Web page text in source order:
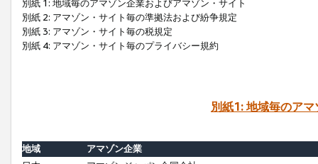
別紙 1: 地域毎のアマゾン企業およびアマゾン・サイト
別紙 2: アマゾン・サイト毎の準拠法および紛争規定
別紙 3: アマゾン・サイト毎の税規定
別紙 4: アマゾン・サイト毎のプライバシー規約
別紙1: 地域毎のア
地域
アマゾン企業